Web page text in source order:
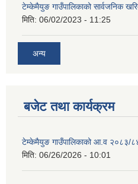
टेम्केमैयुङ गाउँपालिकाको सार्वजनिक
मिति: 06/02/2023 - 11:25
अन्य
बजेट तथा कार्यक्रम
टेम्केमैयुङ गाउँपालिकाको आ.व २०८३/८४
मिति: 06/26/2026 - 10:01